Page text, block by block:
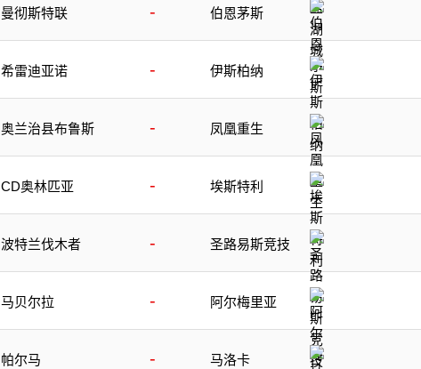
曼彻斯特联 - 伯恩茅斯
希雷迪亚诺 - 伊斯柏纳
奥兰治县布鲁斯 - 凤凰重生
CD奥林匹亚 - 埃斯特利
波特兰伐木者 - 圣路易斯竞技
马贝尔拉 - 阿尔梅里亚
帕尔马 - 马洛卡